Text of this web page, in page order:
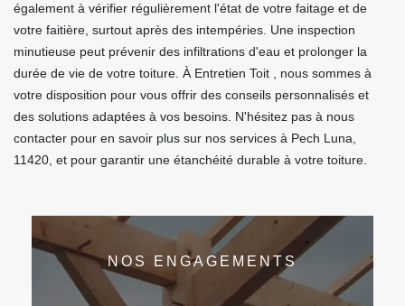
également à vérifier régulièrement l'état de votre faitage et de
votre faitière, surtout après des intempéries. Une inspection
minutieuse peut prévenir des infiltrations d'eau et prolonger la
durée de vie de votre toiture. À Entretien Toit , nous sommes à
votre disposition pour vous offrir des conseils personnalisés et
des solutions adaptées à vos besoins. N'hésitez pas à nous
contacter pour en savoir plus sur nos services à Pech Luna,
11420, et pour garantir une étanchéité durable à votre toiture.
NOS ENGAGEMENTS